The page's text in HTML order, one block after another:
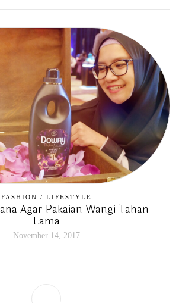
FASHION / LIFESTYLE
Agar Pakaian Wangi Tahan
Lama
November 14, 2017